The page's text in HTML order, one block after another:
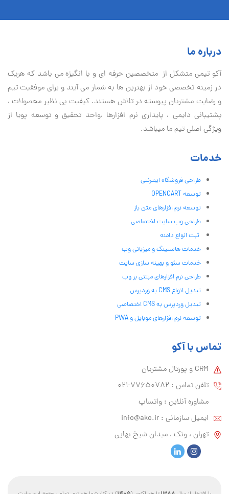
درباره ما
آكو تيمی متشکل از متخصصین حرفه ای و با انگیزه می باشد که هریک
در زمینه تخصصی خود از بهترین ها به شمار می آیند و برای موفقیت تيم
و رضایت مشتریان پیوسته در تلاش هستند. کیفیت بی نظير محصولات ،
پشتیبانی دايمی ، پایداری نرم افزارها ،واحد تحقیق و توسعه پویا از
ویژگی اصلی تیم ما میباشد.
خدمات
طراحی فروشگاه اینترنتی
توسعه OPENCART
توسعه نرم افزارهای متن باز
طراحی وب سایت اختصاصی
ثبت انواع دامنه
خدمات هاستینگ و میزبانی وب
خدمات سئو و بهینه سازی سایت
طراحی نرم افزارهای مبتنی بر وب
تبدیل انواع CMS به وردپرس
تبدیل وردپرس به CMS اختصاصی
توسعه نرم افزارهای موبایل و PWA
تماس با آکو
CRM و پورتال مشتریان
تلفن تماس :‌ 77650782-021
مشاوره آنلاین : واتساپ
ایمیل سازمانی :‌ info@ako.ir
تهران ، ونک ، میدان شیخ بهایی